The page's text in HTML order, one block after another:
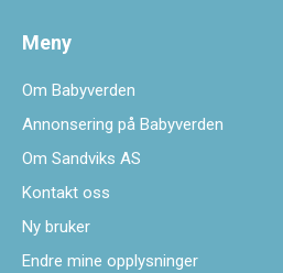
Meny
Om Babyverden
Annonsering på Babyverden
Om Sandviks AS
Kontakt oss
Ny bruker
Endre mine opplysninger